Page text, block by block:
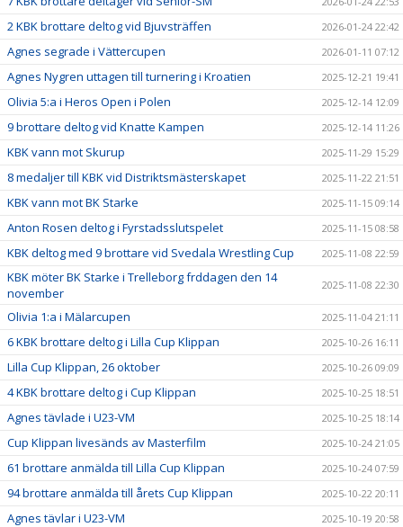
2 KBK brottare deltog vid Bjuvsträffen 2026-01-24 22:42
Agnes segrade i Vättercupen 2026-01-11 07:12
Agnes Nygren uttagen till turnering i Kroatien 2025-12-21 19:41
Olivia 5:a i Heros Open i Polen 2025-12-14 12:09
9 brottare deltog vid Knatte Kampen 2025-12-14 11:26
KBK vann mot Skurup 2025-11-29 15:29
8 medaljer till KBK vid Distriktsmästerskapet 2025-11-22 21:51
KBK vann mot BK Starke 2025-11-15 09:14
Anton Rosen deltog i Fyrstadsslutspelet 2025-11-15 08:58
KBK deltog med 9 brottare vid Svedala Wrestling Cup 2025-11-08 22:59
KBK möter BK Starke i Trelleborg frddagen den 14
november
2025-11-08 22:30
Olivia 1:a i Mälarcupen 2025-11-04 21:11
6 KBK brottare deltog i Lilla Cup Klippan 2025-10-26 16:11
Lilla Cup Klippan, 26 oktober 2025-10-26 09:09
4 KBK brottare deltog i Cup Klippan 2025-10-25 18:51
Agnes tävlade i U23-VM 2025-10-25 18:14
Cup Klippan livesänds av Masterfilm 2025-10-24 21:05
61 brottare anmälda till Lilla Cup Klippan 2025-10-24 07:59
94 brottare anmälda till årets Cup Klippan 2025-10-22 20:11
Agnes tävlar i U23-VM 2025-10-19 20:58